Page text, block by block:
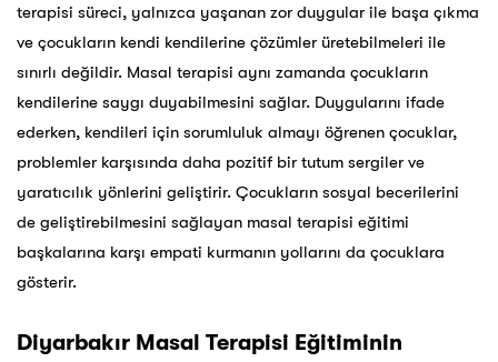
terapisi süreci, yalnızca yaşanan zor duygular ile başa çıkma
ve çocukların kendi kendilerine çözümler üretebilmeleri ile
sınırlı değildir. Masal terapisi aynı zamanda çocukların
kendilerine saygı duyabilmesini sağlar. Duygularını ifade
ederken, kendileri için sorumluluk almayı öğrenen çocuklar,
problemler karşısında daha pozitif bir tutum sergiler ve
yaratıcılık yönlerini geliştirir. Çocukların sosyal becerilerini
de geliştirebilmesini sağlayan masal terapisi eğitimi
başkalarına karşı empati kurmanın yollarını da çocuklara
gösterir.
Diyarbakır Masal Terapisi Eğitiminin